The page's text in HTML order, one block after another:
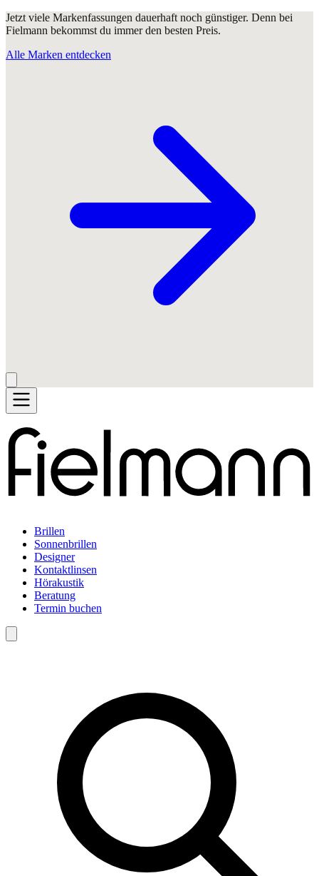
Jetzt viele Markenfassungen dauerhaft noch günstiger. Denn bei
Fielmann bekommst du immer den besten Preis.
Alle Marken entdecken
Brillen
Sonnenbrillen
Designer
Kontaktlinsen
Hörakustik
Beratung
Termin buchen